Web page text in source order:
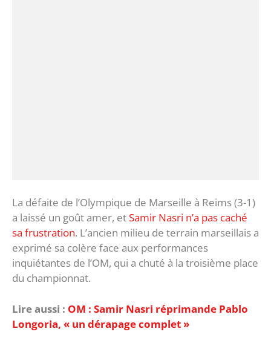
La défaite de l’Olympique de Marseille à Reims (3-1)
a laissé un goût amer, etSamir Nasri n’a pas caché
sa frustration. L’ancien milieu de terrain marseillais a
exprimé sa colère face aux performances
inquiétantes de l’OM, qui a chuté à la troisième place
du championnat.
Lire aussi : OM : Samir Nasri réprimande Pablo
Longoria, « un dérapage complet »